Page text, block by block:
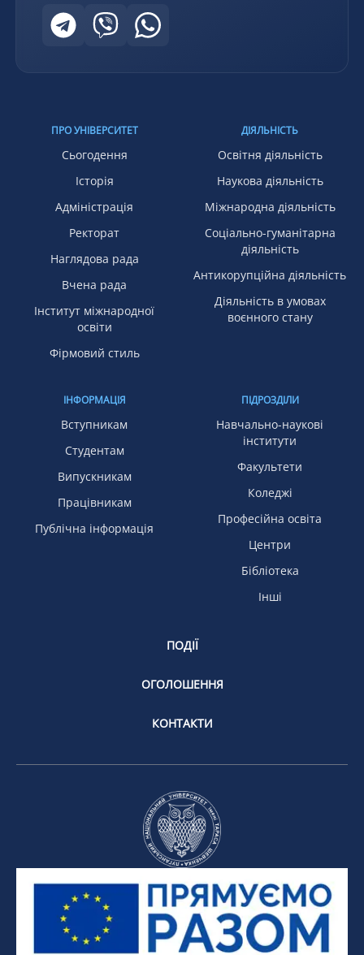
ПРО УНІВЕРСИТЕТ
Сьогодення
Історія
Адміністрація
Ректорат
Наглядова рада
Вчена рада
Інститут міжнародної
освіти
Фірмовий стиль
ДІЯЛЬНІСТЬ
Освітня діяльність
Наукова діяльність
Міжнародна діяльність
Соціально-гуманітарна
діяльність
Антикорупційна діяльність
Діяльність в умовах
воєнного стану
ІНФОРМАЦІЯ
Вступникам
Студентам
Випускникам
Працівникам
Публічна інформація
ПІДРОЗДІЛИ
Навчально-наукові
інститути
Факультети
Коледжі
Професійна освіта
Центри
Бібліотека
Інші
ПОДІЇ
ОГОЛОШЕННЯ
КОНТАКТИ